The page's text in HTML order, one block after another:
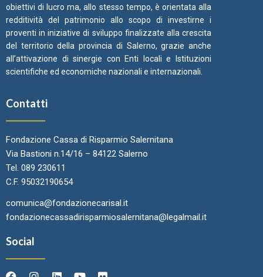
obiettivi di lucro ma, allo stesso tempo, è orientata alla
redditività del patrimonio allo scopo di investirne i
proventi in iniziative di sviluppo finalizzate alla crescita
del territorio della provincia di Salerno, grazie anche
all’attivazione di sinergie con Enti locali e Istituzioni
scientifiche ed economiche nazionali e internazionali.
Contatti
Fondazione Cassa di Risparmio Salernitana
Via Bastioni n.14/16 – 84122 Salerno
Tel. 089 230611
C.F. 95032190654
comunica@fondazionecarisal.it
fondazionecassadirisparmiosalernitana@legalmail.it
Social